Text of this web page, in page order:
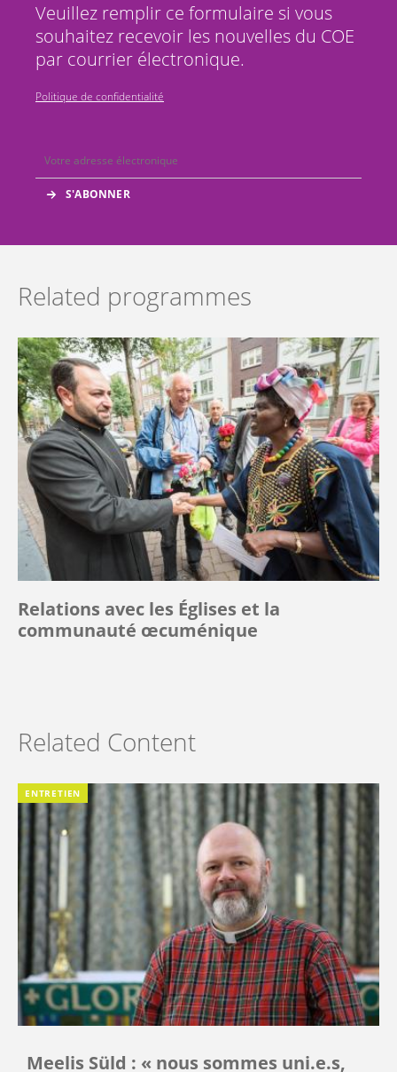
Veuillez remplir ce formulaire si vous
souhaitez recevoir les nouvelles du COE
par courrier électronique.
Politique de confidentialité
Related programmes
Relations avec les Églises et la
communauté œcuménique
Related Content
ENTRETIEN
Meelis Süld : « nous sommes uni.e.s,